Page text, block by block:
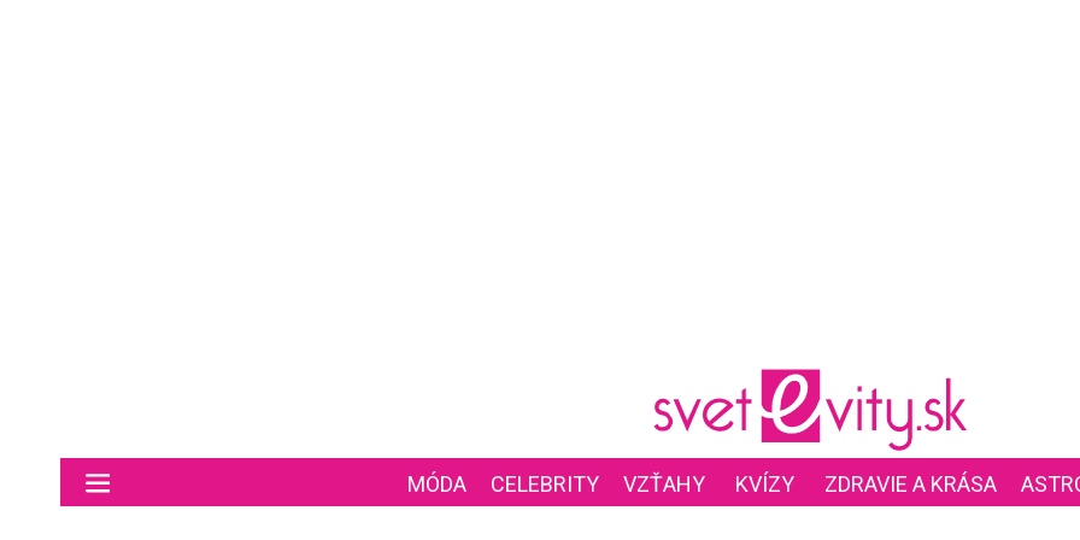
MÓDA CELEBRITY VZŤAHY KVÍZY ZDRAVIE A KRÁSA